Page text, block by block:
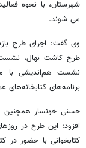
شهرستان، با نحوه
می شوند.
وی گفت: اجرای طرح
طرح کاشت نهال،
نشست هم‌اندیشی با
برنامه‌های
حسنی خونسار همچنین
کتابخوانی با حضور در